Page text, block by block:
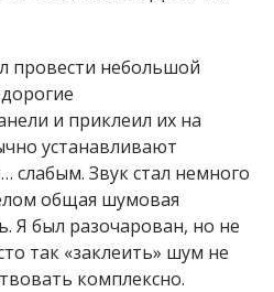
провести небольшой
и приклеил их на
устанавливают
слабым. Звук стал немного
общая шумовая
Я был разочарован, но не
так «заклеить» шум не
комплексно.